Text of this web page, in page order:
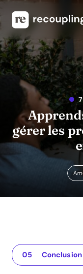
gérer les
Apprenez des
Solutions